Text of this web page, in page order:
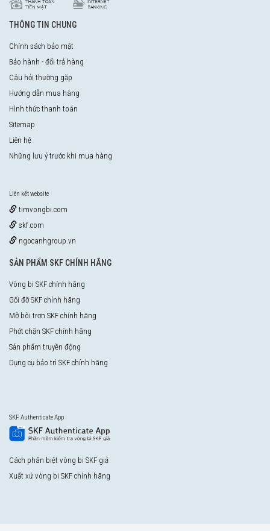
THÔNG TIN CHUNG
Chính sách bảo mật
Bảo hành - đổi trả hàng
Câu hỏi thường gặp
Hướng dẫn mua hàng
Hình thức thanh toán
Sitemap
Liên hệ
Những lưu ý trước khi mua hàng
Liên kết website
timvongbi.com
skf.com
ngocanhgroup.vn
SẢN PHẨM SKF CHÍNH HÃNG
Vòng bi SKF chính hãng
Gối đỡ SKF chính hãng
Mỡ bôi trơn SKF chính hãng
Phớt chặn SKF chính hãng
Sản phẩm truyền động
Dụng cụ bảo trì SKF chính hãng
SKF Authenticate App
Cách phân biệt vòng bi SKF giả
Xuất xứ vòng bi SKF chính hãng